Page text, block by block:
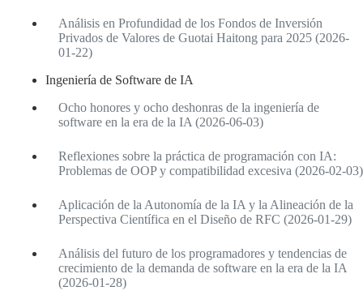
Análisis en Profundidad de los Fondos de Inversión
Privados de Valores de Guotai Haitong para 2025 (2026-
01-22)
Ingeniería de Software de IA
Ocho honores y ocho deshonras de la ingeniería de
software en la era de la IA (2026-06-03)
Reflexiones sobre la práctica de programación con IA:
Problemas de OOP y compatibilidad excesiva (2026-02-03)
Aplicación de la Autonomía de la IA y la Alineación de la
Perspectiva Científica en el Diseño de RFC (2026-01-29)
Análisis del futuro de los programadores y tendencias de
crecimiento de la demanda de software en la era de la IA
(2026-01-28)